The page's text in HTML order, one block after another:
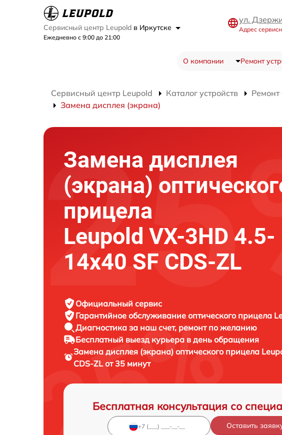
Сервисный центр Leupold в Иркутске
Ежедневно с 9:00 до 21:00
ул.
Адрес
О компании Ремонт
Сервисный центр Leupold Каталог устройств
Замена дисплея (экрана)
Замена дисплея
(экрана)
прицела
Leupold VX-3HD 4.5-
14x40 SF CDS-ZL
Официальный сервис
Гарантийное обслуживание оптического прицела
Диагностика за наш счет, ремонт по желанию
Бесплатный выезд курьера в день обращения
Замена дисплея (экрана) оптического прицела
CDS-ZL от 35 минут
Бесплатная консультация со
Оставить